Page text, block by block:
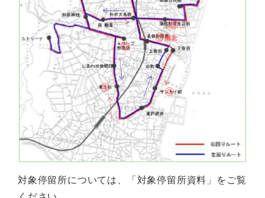
対象停留所については、「対象停留所資料」をご覧